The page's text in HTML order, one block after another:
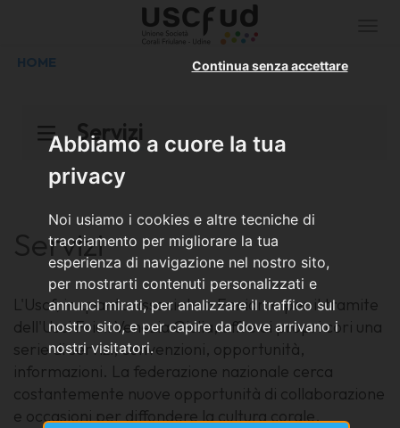
Abbiamo a cuore la tua
privacy
Noi usiamo i cookies e altre tecniche di
tracciamento per migliorare la tua
esperienza di navigazione nel nostro sito,
per mostrarti contenuti personalizzati e
annunci mirati, per analizzare il traffico sul
nostro sito, e per capire da dove arrivano i
nostri visitatori.
Continua senza accettare
HOME
Servizi
Servizi
L'Uscf, in quanto associata a Feniarco per il tramite
dell'Usci Friuli Venezia Giulia, offre ai propri cori una
serie di servizi, convenzioni, opportunità,
informazioni. La federazione nazionale cerca
costantemente nuove opportunità di collaborazione
e occasioni per diffondere la cultura corale.